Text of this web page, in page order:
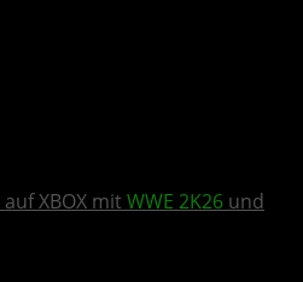
auf XBOX mit WWE 2K26 und